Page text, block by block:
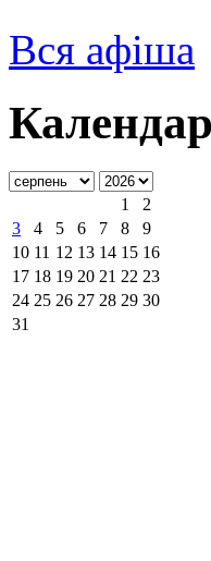
Вся афіша
1
2
3
4 5 6 7 8
9
10 11 12 13 14 15 16
17 18 19 20 21 22 23
24 25 26 27 28 29 30
31